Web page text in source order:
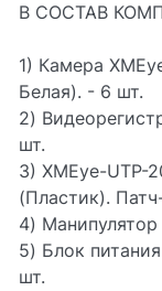
В СОСТАВ
1) Камера
Белая). - 6 шт.
2)
шт.
3) XMEye-UTP-
(Пластик).
4)
5) Блок
шт.